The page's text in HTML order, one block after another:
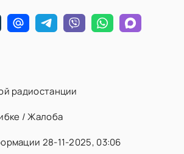
радиостанции
/ Жалоба
28-11-2025, 03:06